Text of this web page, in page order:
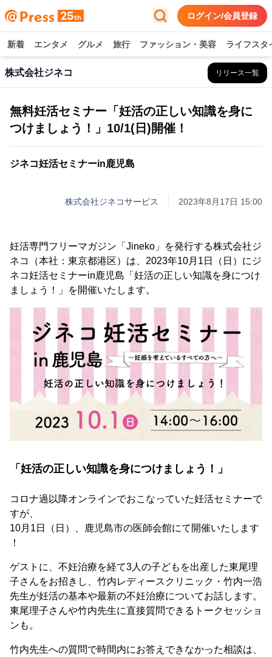
ログイン/会員登録
新着 エンタメ グルメ 旅行 ファッション・美容 ライフスタ
株式会社ジネコ リリース一覧
無料妊活セミナー「妊活の正しい知識を身に
つけましょう！」10/1(日)開催！
ジネコ妊活セミナーin鹿児島
株式会社ジネコサービス 2023年8月17日 15:00
妊活専門フリーマガジン「Jineko」を発行する株式会社ジ
ネコ（本社：東京都港区）は、2023年10月1日（日）にジ
ネコ妊活セミナーin鹿児島「妊活の正しい知識を身につけ
ましょう！」を開催いたします。
「妊活の正しい知識を身につけましょう！」
コロナ過以降オンラインでおこなっていた妊活セミナーで
すが、
10月1日（日）、鹿児島市の医師会館にて開催いたします
！
ゲストに、不妊治療を経て3人の子どもを出産した東尾理
子さんをお招きし、竹内レディースクリニック・竹内一浩
先生が妊活の基本や最新の不妊治療についてお話します。
東尾理子さんや竹内先生に直接質問できるトークセッショ
ンも。
竹内先生への質問で時間内にお答えできなかった相談は、